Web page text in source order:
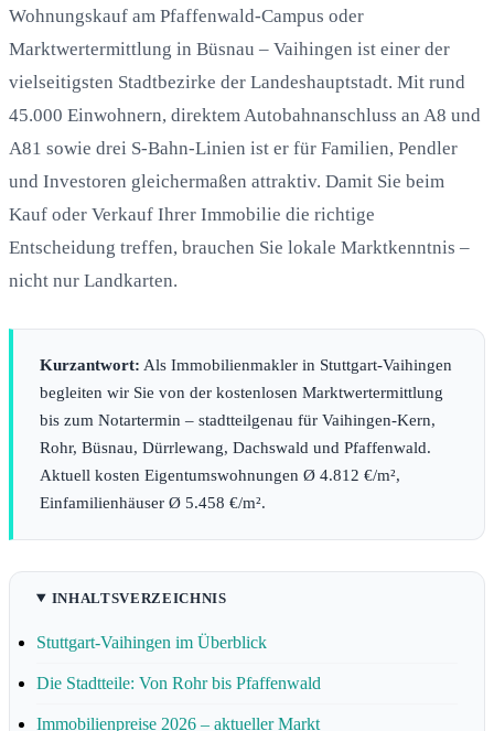
Wohnungskauf am Pfaffenwald-Campus oder
Marktwertermittlung in Büsnau – Vaihingen ist einer der
vielseitigsten Stadtbezirke der Landeshauptstadt. Mit rund
45.000 Einwohnern, direktem Autobahnanschluss an A8 und
A81 sowie drei S-Bahn-Linien ist er für Familien, Pendler
und Investoren gleichermaßen attraktiv. Damit Sie beim
Kauf oder Verkauf Ihrer Immobilie die richtige
Entscheidung treffen, brauchen Sie lokale Marktkenntnis –
nicht nur Landkarten.
Kurzantwort: Als Immobilienmakler in Stuttgart-Vaihingen
begleiten wir Sie von der kostenlosen Marktwertermittlung
bis zum Notartermin – stadtteilgenau für Vaihingen-Kern,
Rohr, Büsnau, Dürrlewang, Dachswald und Pfaffenwald.
Aktuell kosten Eigentumswohnungen Ø 4.812 €/m²,
Einfamilienhäuser Ø 5.458 €/m².
INHALTSVERZEICHNIS
Stuttgart-Vaihingen im Überblick
Die Stadtteile: Von Rohr bis Pfaffenwald
Immobilienpreise 2026 – aktueller Markt